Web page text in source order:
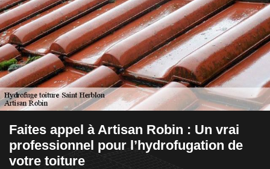
Faites appel à Artisan Robin : Un vrai
professionnel pour l’hydrofugation de
votre toiture